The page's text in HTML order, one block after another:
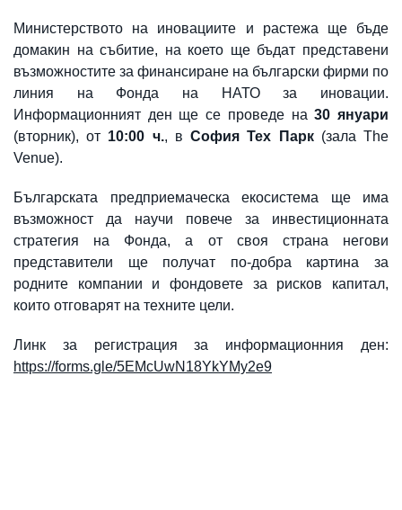
Министерството на иновациите и растежа ще бъде
домакин на събитие, на което ще бъдат представени
възможностите за финансиране на български фирми по
линия на Фонда на НАТО за иновации.
Информационният ден ще се проведе на30 януари
(вторник), от 10:00 ч., вСофия Тех Парк (зала The
Venue).
Българската предприемаческа екосистема ще има
възможност да научи повече за инвестиционната
стратегия на Фонда, а от своя страна негови
представители ще получат по-добра картина за
родните компании и фондовете за рисков капитал,
които отговарят на техните цели.
Линк за регистрация за информационния ден:
https://forms.gle/5EMcUwN18YkYMy2e9